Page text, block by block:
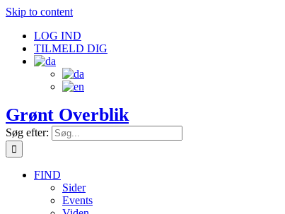
Skip to content
LOG IND
TILMELD DIG
Grønt Overblik
Søg efter:
FIND
Sider
Events